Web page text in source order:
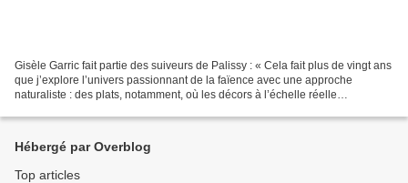
Gisèle Garric fait partie des suiveurs de Palissy : « Cela fait plus de vingt ans
que j’explore l’univers passionnant de la faïence avec une approche
naturaliste : des plats, notamment, où les décors à l’échelle réelle
Hébergé par Overblog
Top articles